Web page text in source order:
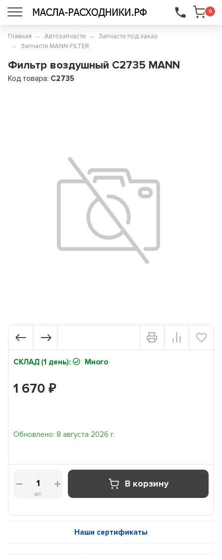
0
...
Главная Автозапчасти
Запчасти под заказ
Запчасти MANN-FILTER
Фильтр воздушный C2735 MANN
Код товара: C2735
СКЛАД (1 день): Много
1 670₽
Обновлено: 8 августа 2026 г.
шт.
В корзину
Наши сертификаты